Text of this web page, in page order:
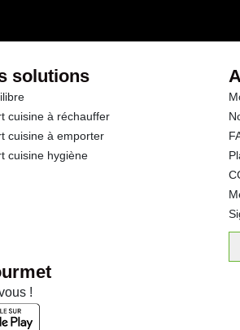
solutions
cuisine à réchauffer
cuisine à emporter
cuisine hygiène
!